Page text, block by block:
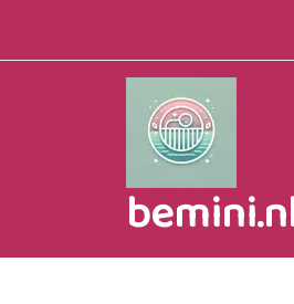
inhoud